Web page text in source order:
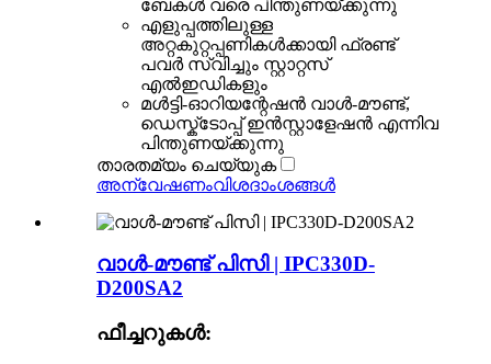
ബേകൾ വരെ പിന്തുണയ്ക്കുന്നു
എളുപ്പത്തിലുള്ള
അറ്റകുറ്റപ്പണികൾക്കായി ഫ്രണ്ട്
പവർ സ്വിച്ചും സ്റ്റാറ്റസ്
എൽഇഡികളും
മൾട്ടി-ഓറിയന്റേഷൻ വാൾ-മൗണ്ട്,
ഡെസ്ക്ടോപ്പ് ഇൻസ്റ്റാളേഷൻ എന്നിവ
പിന്തുണയ്ക്കുന്നു
താരതമ്യം ചെയ്യുക
അന്വേഷണംവിശദാംശങ്ങൾ
വാൾ-മൗണ്ട് പിസി | IPC330D-
D200SA2
ഫീച്ചറുകൾ: